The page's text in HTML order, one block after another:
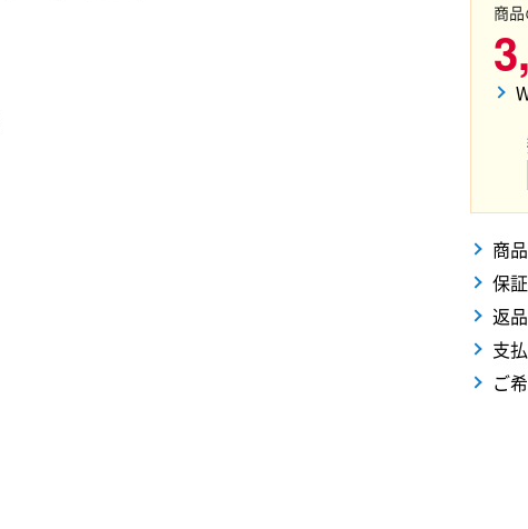
商
商
保
返
支
ご